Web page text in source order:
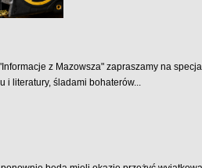
z Mazowsza" zapraszamy na
i literatury, śladami bohaterów...